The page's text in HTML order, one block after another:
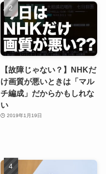
【故障じゃない？】NHKだ
け画質が悪いときは「マル
チ編成」だからかもしれな
い
2019年1月19日